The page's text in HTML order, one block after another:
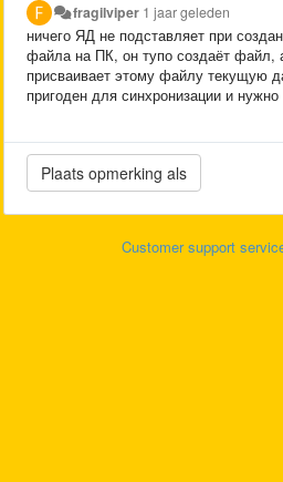
fragilviper 1 jaar geleden
ничего ЯД не подставляет при
файла на ПК, он тупо создаёт файл,
присваивает этому файлу текущую
пригоден для синхронизации и нужно
Customer support